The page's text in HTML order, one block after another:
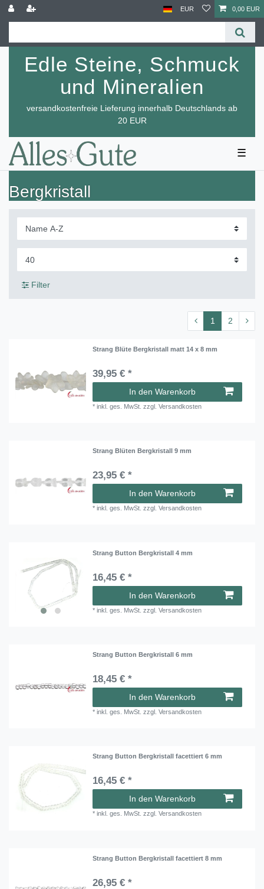
EUR 0,00 EUR
Edle Steine, Schmuck
und Mineralien
versandkostenfreie Lieferung innerhalb Deutschlands ab
20 EUR
☰
Bergkristall
Filter
1 2
Strang Blüte Bergkristall matt 14 x 8 mm
39,95 € *
In den Warenkorb
*inkl. ges. MwSt. zzgl.Versandkosten
Strang Blüten Bergkristall 9 mm
23,95 € *
In den Warenkorb
*inkl. ges. MwSt. zzgl.Versandkosten
Strang Button Bergkristall 4 mm
16,45 € *
In den Warenkorb
*inkl. ges. MwSt. zzgl.Versandkosten
Strang Button Bergkristall 6 mm
18,45 € *
In den Warenkorb
*inkl. ges. MwSt. zzgl.Versandkosten
Strang Button Bergkristall facettiert 6 mm
16,45 € *
In den Warenkorb
*inkl. ges. MwSt. zzgl.Versandkosten
Strang Button Bergkristall facettiert 8 mm
26,95 € *